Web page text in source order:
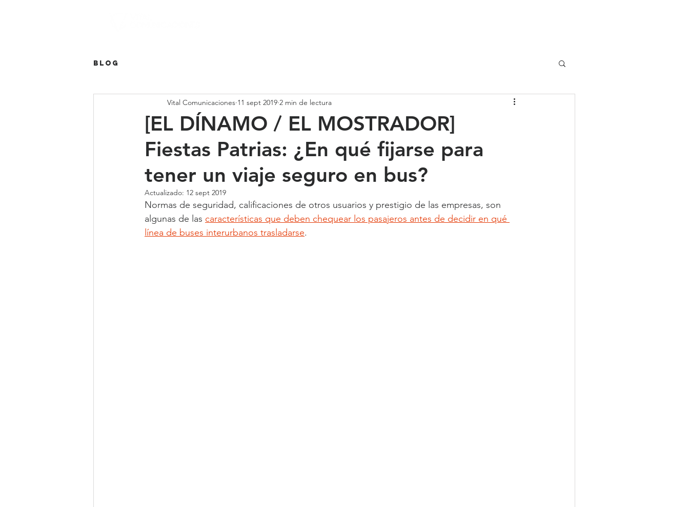
Blog
[EL DÍNAMO / EL MOSTRADOR]
Fiestas Patrias: ¿En qué fijarse para
tener un viaje seguro en bus?
Vital Comunicaciones 11 sept 2019 2 min de lectura
Actualizado: 12 sept 2019
Normas de seguridad, calificaciones de otros usuarios y prestigio de las empresas, son
algunas de las características que deben chequear los pasajeros antes de decidir en qué
línea de buses interurbanos trasladarse.